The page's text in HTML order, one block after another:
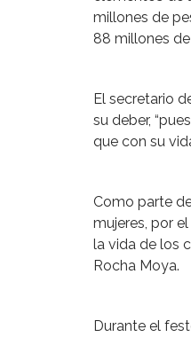
millones de
88 millones de
El secretario
su deber,
que con su
Como parte
mujeres, por
la vida de los
Rocha Moya.
Durante el